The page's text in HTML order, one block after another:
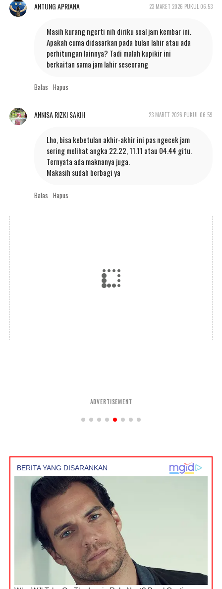
ANTUNG APRIANA 23 MARET 2026 PUKUL 06.53
Masih kurang ngerti nih diriku soal jam kembar ini.
Apakah cuma didasarkan pada bulan lahir atau ada
perhitungan lainnya? Tadi malah kupikir ini
berkaitan sama jam lahir seseorang
Balas Hapus
ANNISA RIZKI SAKIH 23 MARET 2026 PUKUL 06.59
Lho, bisa kebetulan akhir-akhir ini pas ngecek jam
sering melihat angka 22.22, 11.11 atau 04.44 gitu.
Ternyata ada maknanya juga.
Makasih sudah berbagi ya
Balas Hapus
ADVERTISEMENT